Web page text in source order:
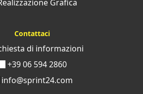
Grafica
Contattaci
di informazioni
+39 06 594 2860
info@sprint24.com